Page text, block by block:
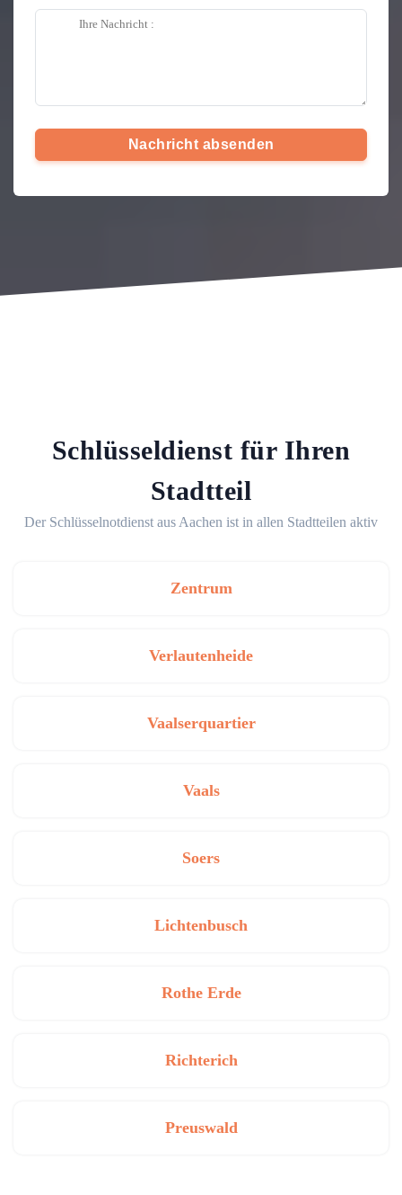
Nachricht absenden
Schlüsseldienst für Ihren
Stadtteil
Der Schlüsselnotdienst aus Aachen ist in allen Stadtteilen aktiv
Zentrum
Verlautenheide
Vaalserquartier
Vaals
Soers
Lichtenbusch
Rothe Erde
Richterich
Preuswald